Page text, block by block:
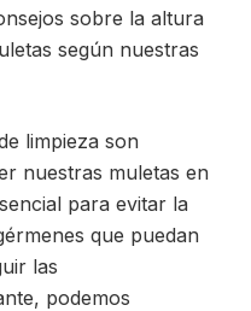
sobre la altura
según nuestras
limpieza son
nuestras muletas en
para evitar la
que puedan
las
podemos